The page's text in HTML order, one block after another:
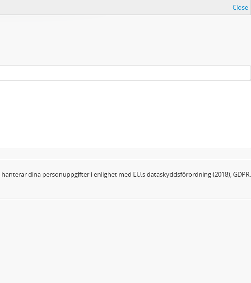
Close
dina personuppgifter i enlighet med EU:s dataskyddsförordning (2018), GDPR.